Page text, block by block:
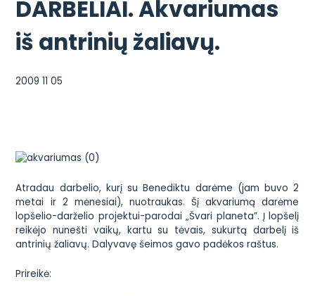
DARBELIAI. Akvariumas
iš antrinių žaliavų.
2009 11 05
Atradau darbelio, kurį su Benediktu darėme (jam buvo 2
metai ir 2 mėnesiai), nuotraukas. Šį akvariumą darėme
lopšelio-darželio projektui-parodai „Švari planeta”. Į lopšelį
reikėjo nunešti vaikų, kartu su tėvais, sukurtą darbelį iš
antrinių žaliavų. Dalyvavę šeimos gavo padėkos raštus.
Prireikė: